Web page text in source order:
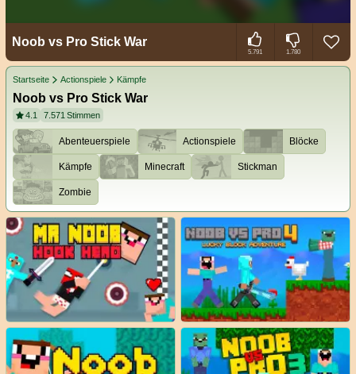
Noob vs Pro Stick War
5.791 1.780
Startseite Actionspiele Kämpfe
Noob vs Pro Stick War
4.1 7.571Stimmen
Abenteuerspiele Actionspiele Blöcke
Kämpfe Minecraft Stickman
Zombie